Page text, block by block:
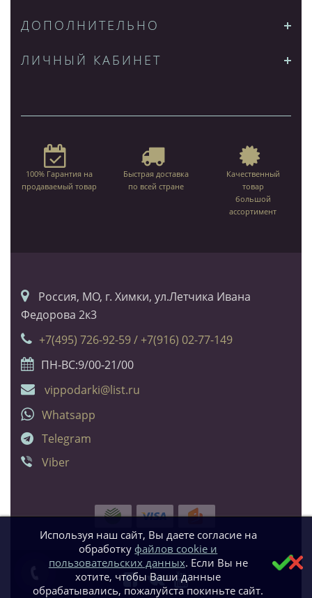
ДОПОЛНИТЕЛЬНО
ЛИЧНЫЙ КАБИНЕТ
100% Гарантия на
продаваемый товар
Быстрая доставка
по всей стране
Качественный
товар
большой
ассортимент
Россия, МО, г. Химки, ул.Летчика Ивана
Федорова 2к3
+7(495) 726-92-59 / +7(916) 02-77-149
ПН-ВС:9/00-21/00
vippodarki@list.ru
Whatsapp
Telegram
Viber
Используя наш сайт, Вы даете согласие на
обработкуфайлов cookie и
пользовательских данных. Если Вы не
хотите, чтобы Ваши данные
обрабатывались, пожалуйста покиньте сайт.